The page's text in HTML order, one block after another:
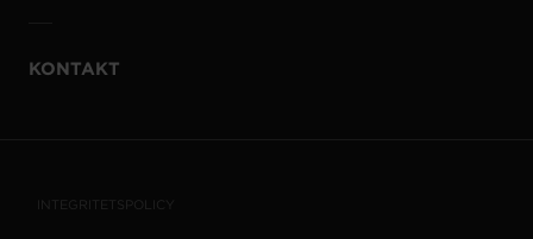
KONTAKT
INTEGRITETSPOLICY